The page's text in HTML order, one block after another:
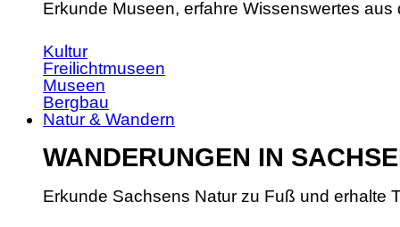
Erkunde Museen, erfahre Wissenswertes
Kultur
Freilichtmuseen
Museen
Bergbau
Natur & Wandern
WANDERUNGEN IN
Erkunde Sachsens Natur zu Fuß und erhalte